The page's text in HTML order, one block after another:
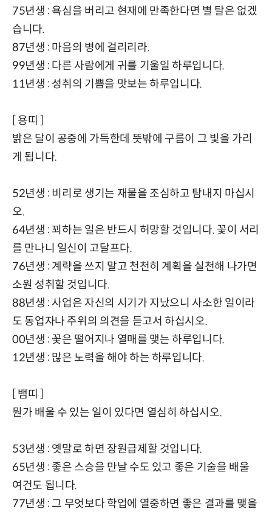
75년생 : 욕심을 버리고 현재에 만족한다면 별 탈은 없겠
습니다.
87년생 : 마음의 병에 걸리리라.
99년생 : 다른 사람에게 귀를 기울일 하루입니다.
11년생 : 성취의 기쁨을 맛보는 하루입니다.
[ 용띠 ]
밝은 달이 공중에 가득한데 뜻밖에 구름이 그 빛을 가리
게 됩니다.
52년생 : 비리로 생기는 재물을 조심하고 탐내지 마십시
오.
64년생 : 꾀하는 일은 반드시 허망할 것입니다. 꽃이 서리
를 만나니 일신이 고달프다.
76년생 : 계략을 쓰지 말고 천천히 계획을 실천해 나가면
소원 성취할 것입니다.
88년생 : 사업은 자신의 시기가 지났으니 사소한 일이라
도 동업자나 주위의 의견을 듣고서 하십시오.
00년생 : 꽃은 떨어지나 열매를 맺는 하루입니다.
12년생 : 많은 노력을 해야 하는 하루입니다.
[ 뱀띠 ]
뭔가 배울 수 있는 일이 있다면 열심히 하십시오.
53년생 : 옛말로 하면 장원급제할 것입니다.
65년생 : 좋은 스승을 만날 수도 있고 좋은 기술을 배울
여건도 됩니다.
77년생 : 그 무엇보다 학업에 열중하면 좋은 결과를 맺을